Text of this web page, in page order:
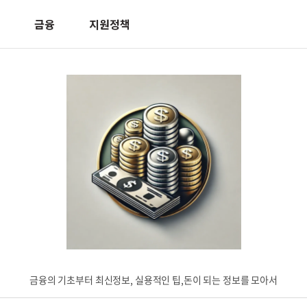
금융 지원정책
금융의 기초부터 최신정보, 실용적인 팁,돈이 되는 정보를 모아서